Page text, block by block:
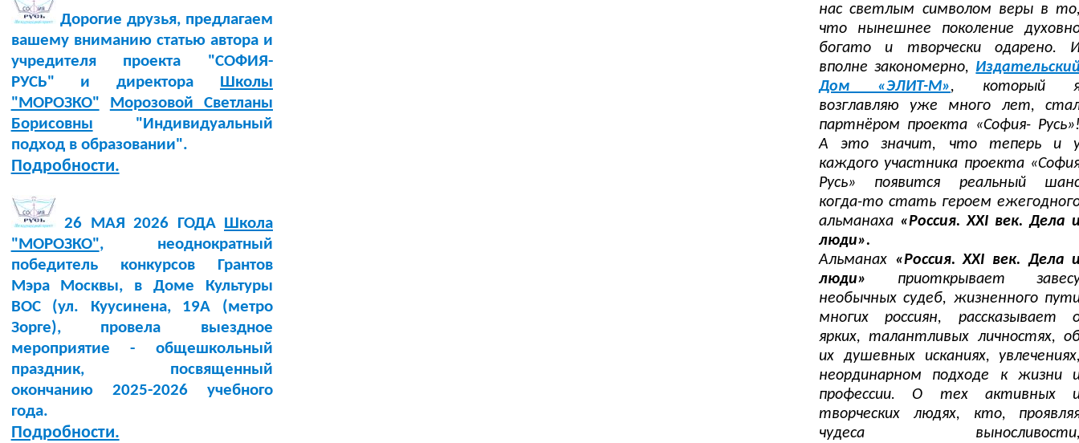
Дорогие друзья, предлагаем
вашему вниманию статью автора и
учредителя проекта "СОФИЯ-
РУСЬ" и директора
Школы
"МОРОЗКО"
Морозовой Светланы
Борисовны "Индивидуальный
подход в образовании".
Подробности.
26 МАЯ 2026 ГОДА
Школа
"МОРОЗКО", неоднократный
победитель конкурсов Грантов
Мэра Москвы, в Доме Культуры
BOC (ул. Куусинена, 19А (метро
Зорге), провела выездное
мероприятие - общешкольный
праздник, посвященный
окончанию 2025-2026 учебного
года.
Подробности.
нас светлым символом веры в
что нынешнее поколение
богато и творчески одарено.
вполне закономерно,
Дом «ЭЛИТ-М», который
возглавляю уже много лет,
партнёром проекта «София-
А это значит, что теперь и
каждого участника проекта
Русь» появится реальный
когда-то стать героем
альманаха «Россия. XXI век. Дела
люди».
Альманах «Россия. XXI век. Дела
люди» приоткрывает
необычных судеб, жизненного
многих россиян, рассказывает
ярких, талантливых личностях,
их душевных исканиях,
неординарном подходе к жизни
профессии. О тех активных
творческих людях, кто,
чудеса